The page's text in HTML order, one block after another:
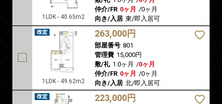
1LDK - 40.65m2
仲介/FR 0ヶ月 /0ヶ月
向き/入居 東/即入居可
1LDK - 49.62m2
263,000円
部屋番号 801
管理費 15,000円
敷/礼 1.0ヶ月 /0ヶ月
仲介/FR 0ヶ月 /0ヶ月
向き/入居 北/即入居可
223,000円